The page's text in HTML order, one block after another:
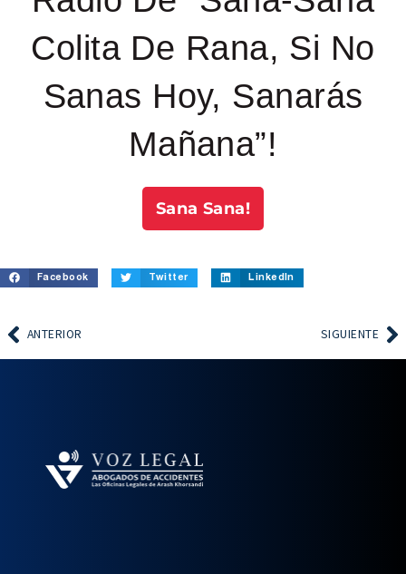
Colita De Rana, Si No
Sanas Hoy, Sanarás
Mañana”!
Sana Sana!
Facebook Twitter LinkedIn
ANTERIOR SIGUIENTE